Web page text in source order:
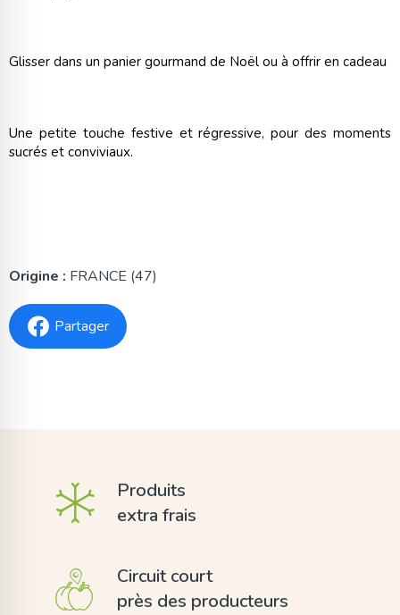
Glisser dans un panier gourmand de Noël ou à offrir en cadeau
Une petite touche festive et régressive, pour des moments
sucrés et conviviaux.
Origine : FRANCE (47)
Partager
Produits
extra frais
Circuit court
près des producteurs